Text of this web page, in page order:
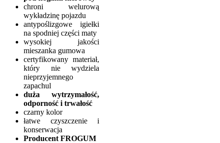
chroni welurową
wykładzinę pojazdu
antypoślizgowe igiełki
na spodniej części maty
wysokiej jakości
mieszanka gumowa
certyfikowany materiał,
który nie wydziela
nieprzyjemnego
zapachul
duża wytrzymałość,
odporność i trwałość
czarny kolor
łatwe czyszczenie i
konserwacja
Producent FROGUM